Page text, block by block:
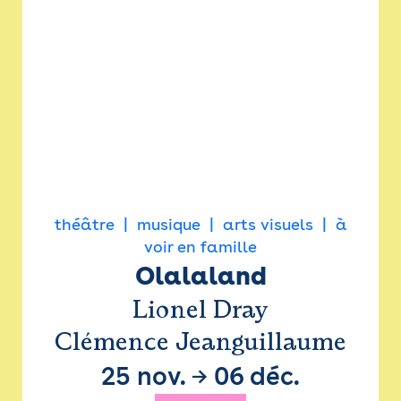
théâtre musique arts visuels
à
voir en famille
Olalaland
Lionel Dray
Clémence Jeanguillaume
25 nov. → 06 déc.